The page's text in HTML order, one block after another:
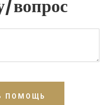
вопрос
ПОМОЩЬ